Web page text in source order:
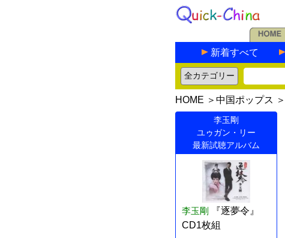
新着すべて
HOME ＞ 中国ポップス ＞
李玉剛
ユゥガン・リー
最新試聴アルバム
李玉剛
『逐夢令』
CD1枚組